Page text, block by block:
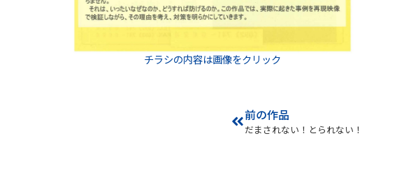
チラシの内容は画像をクリック
前の作品
だまされない！とられない！